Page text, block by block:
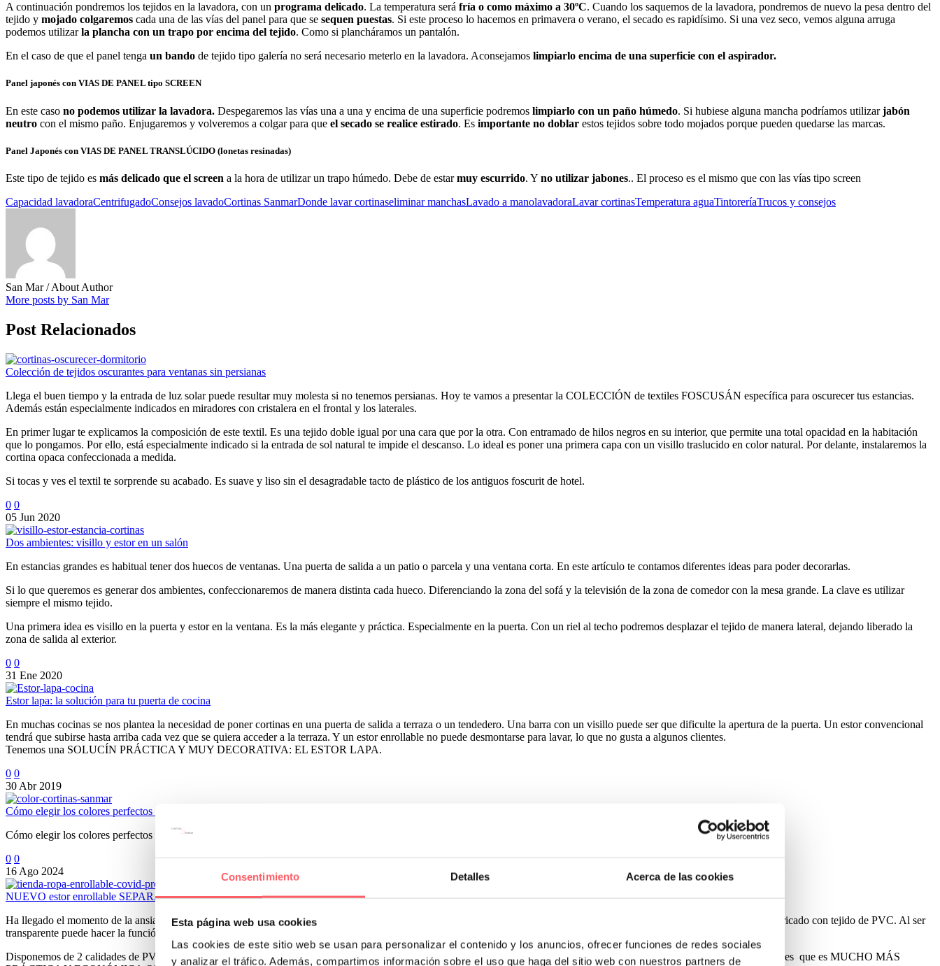
Consentimiento Detalles Acerca de las cookies
Esta página web usa cookies
Las cookies de este sitio web se usan para personalizar el contenido y los anuncios, ofrecer funciones de redes sociales
y analizar el tráfico. Además, compartimos información sobre el uso que haga del sitio web con nuestros partners de
A continuación pondremos los tejidos en la lavadora, con un programa delicado. La temperatura será fría o como máximo a 30ºC. Cuando los saquemos de la lavadora, pondremos de nuevo la pesa dentro del
tejido y mojado colgaremos cada una de las vías del panel para que se sequen puestas. Si este proceso lo hacemos en primavera o verano, el secado es rapidísimo. Si una vez seco, vemos alguna arruga
podemos utilizarla plancha con un trapo por encima del tejido. Como si plancháramos un pantalón.
En el caso de que el panel tenga un bando de tejido tipo galería no será necesario meterlo en la lavadora. Aconsejamos limpiarlo encima de una superficie con el aspirador.
Panel japonés con VIAS DE PANEL tipo SCREEN
En este caso no podemos utilizar la lavadora. Despegaremos las vías una a una y encima de una superficie podremos limpiarlo con un paño húmedo. Si hubiese alguna mancha podríamos utilizarjabón
neutro con el mismo paño. Enjugaremos y volveremos a colgar para que el secado se realice estirado. Es importante no doblar estos tejidos sobre todo mojados porque pueden quedarse las marcas.
Panel Japonés con VIAS DE PANEL TRANSLÚCIDO (lonetas resinadas)
Este tipo de tejido es más delicado que el screen a la hora de utilizar un trapo húmedo. Debe de estarmuy escurrido. Y no utilizar jabones.. El proceso es el mismo que con las vías tipo screen
Capacidad lavadoraCentrifugadoConsejos lavadoCortinas SanmarDonde lavar cortinaseliminar manchasLavado a manolavadoraLavar cortinasTemperatura aguaTintoreríaTrucos y consejos
San Mar/ About Author
More posts by San Mar
Post Relacionados
Colección de tejidos oscurantes para ventanas sin persianas
Llega el buen tiempo y la entrada de luz solar puede resultar muy molesta si no tenemos persianas. Hoy te vamos a presentar la COLECCIÓN de textiles FOSCUSÁN específica para oscurecer tus estancias.
Además están especialmente indicados en miradores con cristalera en el frontal y los laterales.
En primer lugar te explicamos la composición de este textil. Es una tejido doble igual por una cara que por la otra. Con entramado de hilos negros en su interior, que permite una total opacidad en la habitación
que lo pongamos. Por ello, está especialmente indicado si la entrada de sol natural te impide el descanso. Lo ideal es poner una primera capa con un visillo traslucido en color natural. Por delante, instalaremos la
cortina opaca confeccionada a medida.
Si tocas y ves el textil te sorprende su acabado. Es suave y liso sin el desagradable tacto de plástico de los antiguos foscurit de hotel.
0 0
05 Jun 2020
Dos ambientes: visillo y estor en un salón
En estancias grandes es habitual tener dos huecos de ventanas. Una puerta de salida a un patio o parcela y una ventana corta. En este artículo te contamos diferentes ideas para poder decorarlas.
Si lo que queremos es generar dos ambientes, confeccionaremos de manera distinta cada hueco. Diferenciando la zona del sofá y la televisión de la zona de comedor con la mesa grande. La clave es utilizar
siempre el mismo tejido.
Una primera idea es visillo en la puerta y estor en la ventana. Es la más elegante y práctica. Especialmente en la puerta. Con un riel al techo podremos desplazar el tejido de manera lateral, dejando liberado la
zona de salida al exterior.
0 0
31 Ene 2020
Estor lapa: la solución para tu puerta de cocina
En muchas cocinas se nos plantea la necesidad de poner cortinas en una puerta de salida a terraza o un tendedero. Una barra con un visillo puede ser que dificulte la apertura de la puerta. Un estor convencional
tendrá que subirse hasta arriba cada vez que se quiera acceder a la terraza. Y un estor enrollable no puede desmontarse para lavar, lo que no gusta a algunos clientes.
Tenemos una SOLUCÍN PRÁCTICA Y MUY DECORATIVA: EL ESTOR LAPA.
0 0
30 Abr 2019
Cómo elegir los colores perfectos para tus cortinas según la decoración de tu hogar
Cómo elegir los colores perfectos para tus cortinas según la decoración de tu hogar Elegir el color adecuado para tus…
0 0
16 Ago 2024
NUEVO estor enrollable SEPARADOR ANTI COVID-19
Ha llegado el momento de la ansiada apertura y es imprescindible acondicionar nuestros negocios a la nueva realidad. Te presentamos el NUEVO ESTOR ENROLLABLE fabricado con tejido de PVC. Al ser
transparente puede hacer la función de separador para la atención al público, con una visibilidad perfecta.
Disponemos de 2 calidades de PVC, una con una densidad de 300 micras y otra calidad IGNÍFUGA de 500 micras. Una de las cosas más interesantes de este tipo de protección es que es MUCHO MÁS